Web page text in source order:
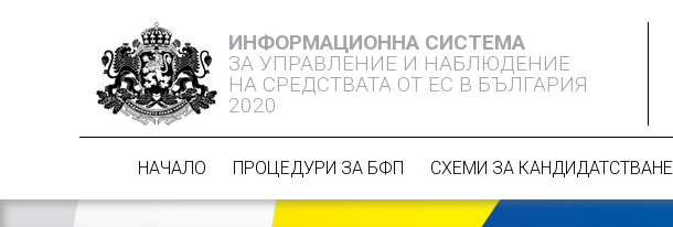
ИНФОРМАЦИОННА СИСТЕМА
ЗА УПРАВЛЕНИЕ И НАБЛЮДЕНИЕ
НА СРЕДСТВАТА ОТ ЕС В БЪЛГАРИЯ
2020
НАЧАЛО ПРОЦЕДУРИ ЗА БФП СХЕМИ ЗА КАНДИДАТСТВАНЕ